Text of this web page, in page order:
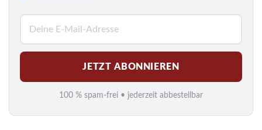
M
a
i
l
*
JETZT ABONNIEREN
100 % spam-frei • jederzeit abbestellbar